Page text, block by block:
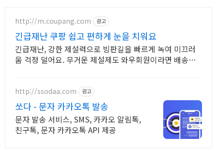
http://m.coupang.com 광고
긴급재난 쿠팡 쉽고 편하게 눈을 치워요
긴급재난, 강한 제설력으로 빙판길을 빠르게 녹여 미끄러
움 걱정 덜어요. 무거운 제설제도 와우회원이라면 배송비
http://ssodaa.com 광고
쏘다 - 문자 카카오톡 발송
문자 발송 서비스, SMS, 카카오 알림톡,
친구톡, 문자 카카오톡 API 제공